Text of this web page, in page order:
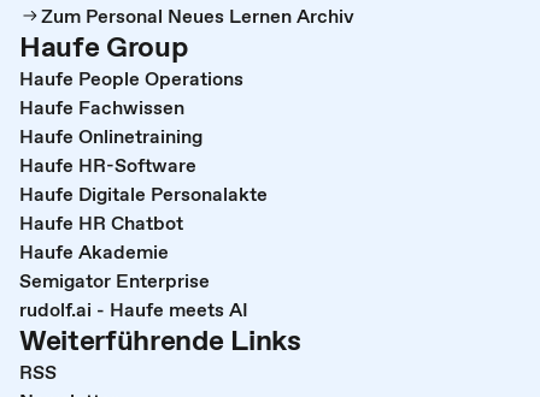
Zum Personal Neues Lernen Archiv
Haufe Group
Haufe People Operations
Haufe Fachwissen
Haufe Onlinetraining
Haufe HR-Software
Haufe Digitale Personalakte
Haufe HR Chatbot
Haufe Akademie
Semigator Enterprise
rudolf.ai - Haufe meets AI
Weiterführende Links
RSS